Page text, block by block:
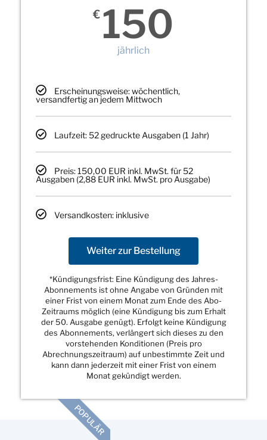
€ 150
jährlich
Erscheinungsweise: wöchentlich,
versandfertig an jedem Mittwoch
Laufzeit: 52 gedruckte Ausgaben (1 Jahr)
Preis: 150,00 EUR inkl. MwSt. für 52
Ausgaben (2,88 EUR inkl. MwSt. pro Ausgabe)
Versandkosten: inklusive
Weiter zur Bestellung
*Kündigungsfrist: Eine Kündigung des Jahres-
Abonnements ist ohne Angabe von Gründen mit
einer Frist von einem Monat zum Ende des Abo-
Zeitraums möglich (eine Kündigung bis zum Erhalt
der 50. Ausgabe genügt). Erfolgt keine Kündigung
des Abonnements, verlängert sich dieses zu den
vorstehenden Konditionen (Preis pro
Abrechnungszeitraum) auf unbestimmte Zeit und
kann dann jederzeit mit einer Frist von einem
Monat gekündigt werden.
POPULÄR